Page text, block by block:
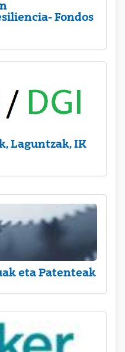
Fondos
Laguntzak, IK
eta Patenteak